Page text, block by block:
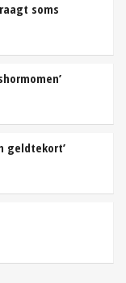
soms
geldtekort’